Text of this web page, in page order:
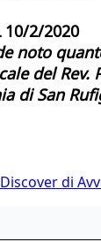
10/2/2020
noto
del
di San
di